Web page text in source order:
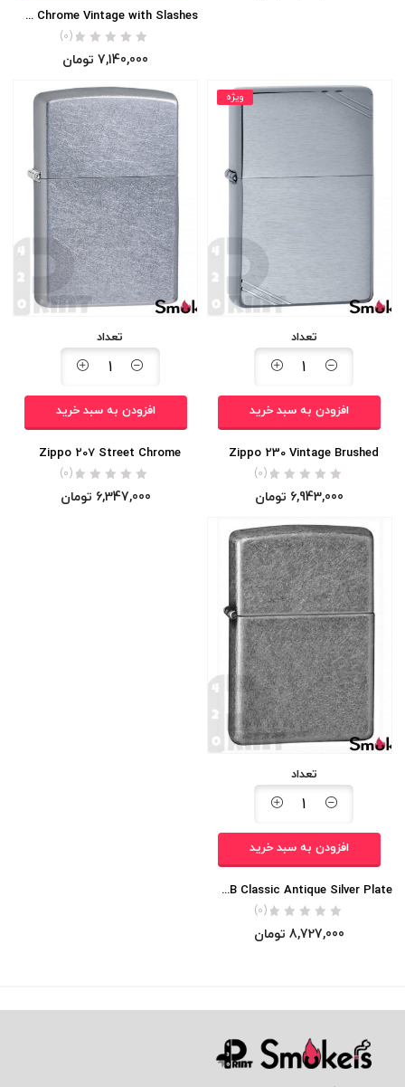
Zippo 260 High Polish Chrome Vintage with Slashes
(0)
7,140,000 تومان
ویژه
تعداد
افزودن به سبد خرید
Zippo 230 Vintage Brushed
(0)
6,943,000 تومان
تعداد
افزودن به سبد خرید
Zippo 207 Street Chrome
(0)
6,347,000 تومان
تعداد
افزودن به سبد خرید
Zippo 121FB Classic Antique Silver Plate
(0)
8,727,000 تومان